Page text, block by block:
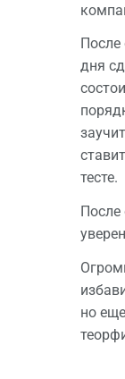
дня
тесте.
После
но